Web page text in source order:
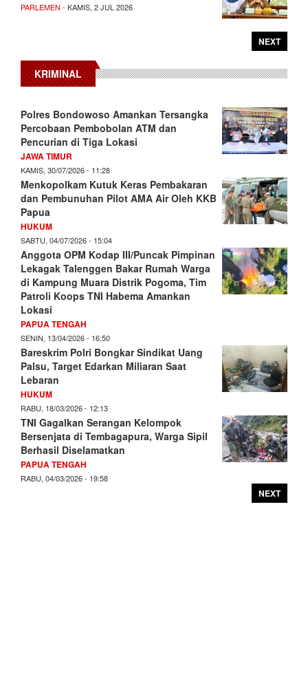
PARLEMEN - KAMIS, 2 JUL 2026
NEXT
KRIMINAL
Polres Bondowoso Amankan Tersangka
Percobaan Pembobolan ATM dan
Pencurian di Tiga Lokasi
JAWA TIMUR
KAMIS, 30/07/2026 - 11:28
Menkopolkam Kutuk Keras Pembakaran
dan Pembunuhan Pilot AMA Air Oleh KKB
Papua
HUKUM
SABTU, 04/07/2026 - 15:04
Anggota OPM Kodap III/Puncak Pimpinan
Lekagak Talenggen Bakar Rumah Warga
di Kampung Muara Distrik Pogoma, Tim
Patroli Koops TNI Habema Amankan
Lokasi
PAPUA TENGAH
SENIN, 13/04/2026 - 16:50
Bareskrim Polri Bongkar Sindikat Uang
Palsu, Target Edarkan Miliaran Saat
Lebaran
HUKUM
RABU, 18/03/2026 - 12:13
TNI Gagalkan Serangan Kelompok
Bersenjata di Tembagapura, Warga Sipil
Berhasil Diselamatkan
PAPUA TENGAH
RABU, 04/03/2026 - 19:58
NEXT